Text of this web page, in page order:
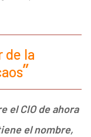
de la
el CIO de ahora
el nombre,